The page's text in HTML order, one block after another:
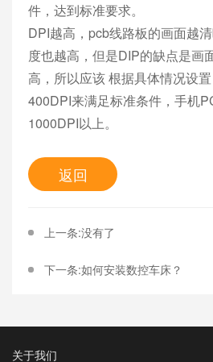
件，达到标准要求。
DPI越高，pcb线路板的画面越
度也越高，但是DIP的缺点是画
高，所以应该 根据具体情况设
400DPI来满足标准条件，手机
1000DPI以上。
返回
上一条:没有了
下一条:​如何安装数控车床？
关于我们